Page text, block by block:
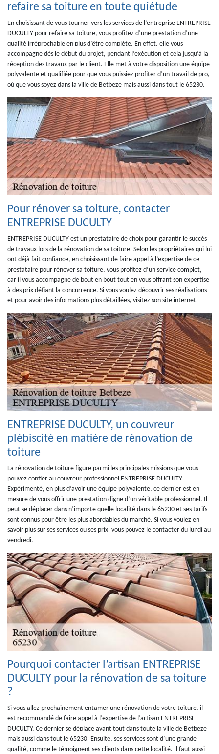
refaire sa toiture en toute quiétude
En choisissant de vous tourner vers les services de l’entreprise ENTREPRISE
DUCULTY pour refaire sa toiture, vous profitez d’une prestation d’une
qualité irréprochable en plus d’être complète. En effet, elle vous
accompagne dès le début du projet, pendant l’exécution et cela jusqu’à la
réception des travaux par le client. Elle met à votre disposition une équipe
polyvalente et qualifiée pour que vous puissiez profiter d’un travail de pro,
où que vous soyez dans la ville de Betbeze mais aussi dans tout le 65230.
Pour rénover sa toiture, contacter
ENTREPRISE DUCULTY
ENTREPRISE DUCULTY est un prestataire de choix pour garantir le succès
de travaux lors de la rénovation de sa toiture. Selon les propriétaires qui lui
ont déjà fait confiance, en choisissant de faire appel à l’expertise de ce
prestataire pour rénover sa toiture, vous profitez d’un service complet,
car il vous accompagne de bout en bout tout en vous offrant son expertise
à des prix défiant la concurrence. Si vous voulez découvrir ses réalisations
et pour avoir des informations plus détaillées, visitez son site internet.
ENTREPRISE DUCULTY, un couvreur
plébiscité en matière de rénovation de
toiture
La rénovation de toiture figure parmi les principales missions que vous
pouvez confier au couvreur professionnel ENTREPRISE DUCULTY.
Expérimenté, en plus d’avoir une équipe polyvalente, ce dernier est en
mesure de vous offrir une prestation digne d’un véritable professionnel. Il
peut se déplacer dans n’importe quelle localité dans le 65230 et ses tarifs
sont connus pour être les plus abordables du marché. Si vous voulez en
savoir plus sur ses services ou ses prix, vous pouvez le contacter du lundi au
vendredi.
Pourquoi contacter l’artisan ENTREPRISE
DUCULTY pour la rénovation de sa toiture
?
Si vous allez prochainement entamer une rénovation de votre toiture, il
est recommandé de faire appel à l’expertise de l’artisan ENTREPRISE
DUCULTY. Ce dernier se déplace avant tout dans toute la ville de Betbeze
mais aussi dans tout le 65230. Ensuite, ses services sont d’une grande
qualité, comme le témoignent ses clients dans cette localité. Il faut aussi